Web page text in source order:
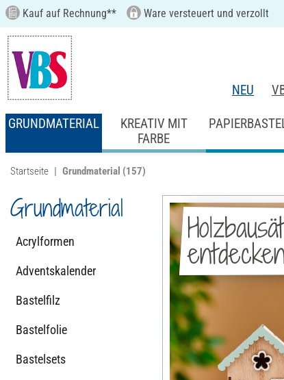
Kauf auf Rechnung** Ware versteuert und verzollt
NEU
GRUNDMATERIAL
KREATIV MIT
FARBE
Startseite Grundmaterial (157)
Grundmaterial
Acrylformen
Adventskalender
Bastelfilz
Bastelfolie
Bastelsets